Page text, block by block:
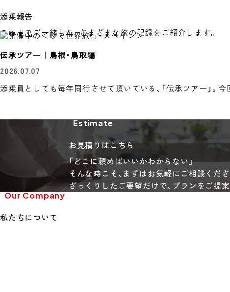
添乗報告
これまでご一緒した、さまざまな旅の記録をご紹介します。
伝承ツアー｜島根・鳥取編
2026.07.07
添乗員としても毎年同行させて頂いている、「伝承ツアー」。
Estimate
お見積りはこちら
「どこに頼めばいいかわからない」
そんな時こそ、まずはお気軽にご相談くださ
ざっくりしたご要望だけで、プランをご提案
Our Company
私たちについて